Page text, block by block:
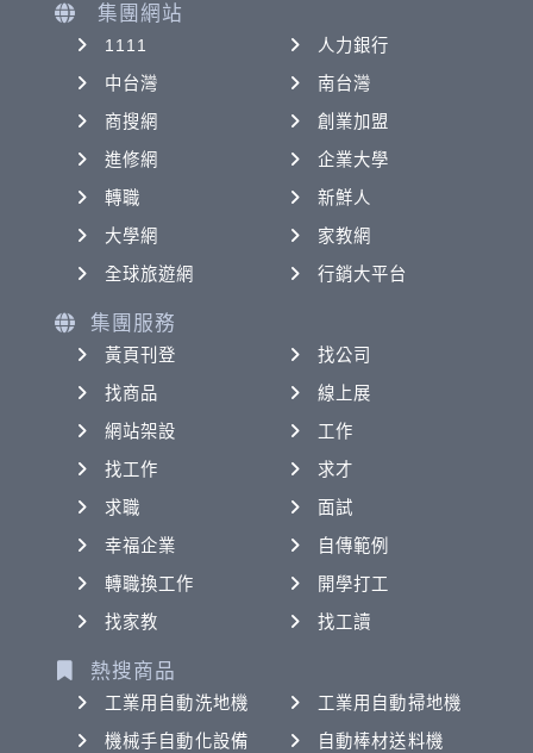
集團網站
1111
人力銀行
中台灣
南台灣
商搜網
創業加盟
進修網
企業大學
轉職
新鮮人
大學網
家教網
全球旅遊網
行銷大平台
集團服務
黃頁刊登
找公司
找商品
線上展
網站架設
工作
找工作
求才
求職
面試
幸福企業
自傳範例
轉職換工作
開學打工
找家教
找工讀
熱搜商品
工業用自動洗地機
工業用自動掃地機
機械手自動化設備
自動棒材送料機